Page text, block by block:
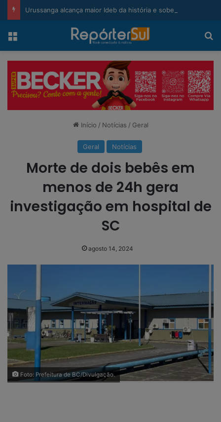
Menu
Início / Notícias / Geral
Geral Notícias
Morte de dois bebês em
menos de 24h gera
investigação em hospital de
SC
agosto 14, 2024
Foto: Prefeitura de BC/Divulgação.